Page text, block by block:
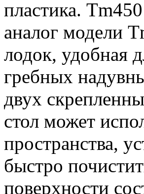
пластика.
аналог модели
лодок, удобная
гребных
двух
стол может
пространства,
быстро
поверхности